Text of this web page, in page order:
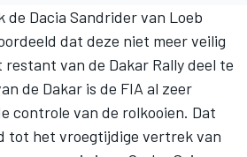
de Dacia Sandrider van Loeb
dat deze niet meer veilig
restant van de Dakar Rally deel te
de Dakar is de FIA al zeer
controle van de rolkooien. Dat
tot het vroegtijdige vertrek van